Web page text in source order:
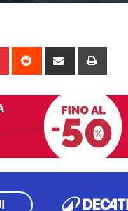
Pinterest Reddit
Share